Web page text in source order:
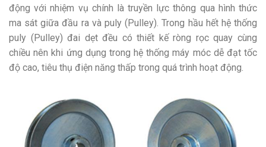
động với nhiệm vụ chính là truyền lực thông qua hình thức
ma sát giữa đầu ra và puly (Pulley). Trong hầu hết hệ thống
puly (Pulley) đai dẹt đều có thiết kế ròng rọc quay cùng
chiều nên khi ứng dụng trong hệ thống máy móc dễ đạt tốc
độ cao, tiêu thụ điện năng thấp trong quá trình hoạt động.